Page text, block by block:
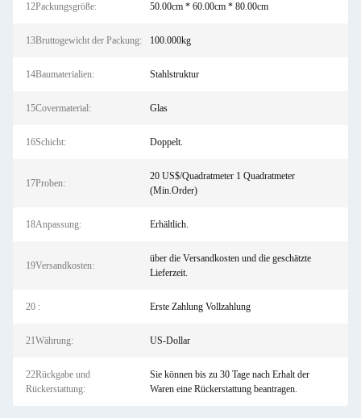
12Packungsgröße: 50.00cm * 60.00cm * 80.00cm
13Bruttogewicht der Packung: 100.000kg
14Baumaterialien: Stahlstruktur
15Covermaterial: Glas
16Schicht: Doppelt.
17Proben:
20 US$/Quadratmeter 1 Quadratmeter
(Min.Order)
18Anpassung: Erhältlich.
19Versandkosten:
über die Versandkosten und die geschätzte
Lieferzeit.
20 : Erste Zahlung Vollzahlung
21Währung: US-Dollar
22Rückgabe und
Rückerstattung:
Sie können bis zu 30 Tage nach Erhalt der
Waren eine Rückerstattung beantragen.